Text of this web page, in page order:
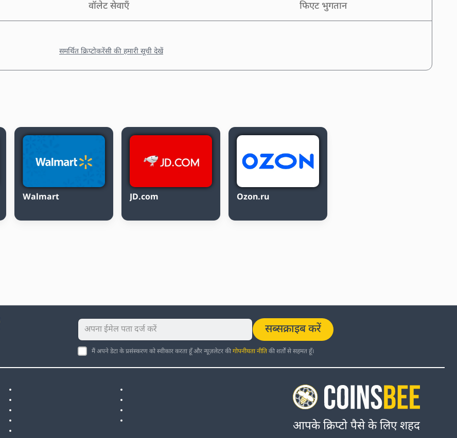
वॉलेट सेवाएँ फिएट भुगतान
समर्थित क्रिप्टोकरेंसी की हमारी सूची देखें
Walmart JD.com Ozon.ru
सब्सक्राइब करें
मैं अपने डेटा के प्रसंस्करण को स्वीकार करता हूँ और न्यूज़लेटर कीगोपनीयता नीतिकी शर्तों से सहमत हूँ।
आपके क्रिप्टो पैसे के लिए शहद